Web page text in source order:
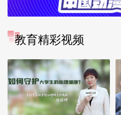
教育精彩视频